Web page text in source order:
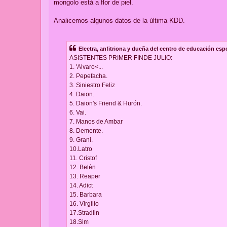
mongolo está a flor de piel.
Analicemos algunos datos de la última KDD.
Electra, anfitriona y dueña del centro de educación
ASISTENTES PRIMER FINDE JULIO:
1. 'Alvaro<...
2. Pepefacha.
3. Siniestro Feliz
4. Daion.
5. Daion's Friend & Hurón.
6. Vai.
7. Manos de Ambar
8. Demente.
9. Grani.
10.Latro
11. Cristof
12. Belén
13. Reaper
14. Adict
15. Barbara
16. Virgilio
17.Stradlin
18.Sim